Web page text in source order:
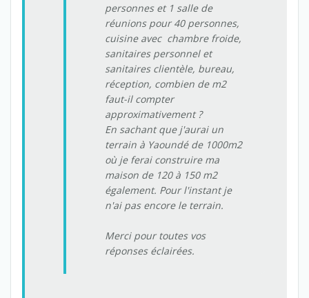
personnes et 1 salle de
réunions pour 40 personnes,
cuisine avec chambre froide,
sanitaires personnel et
sanitaires clientèle, bureau,
réception, combien de m2
faut-il compter
approximativement ?
En sachant que j'aurai un
terrain à Yaoundé de 1000m2
où je ferai construire ma
maison de 120 à 150 m2
également. Pour l'instant je
n'ai pas encore le terrain.
Merci pour toutes vos
réponses éclairées.